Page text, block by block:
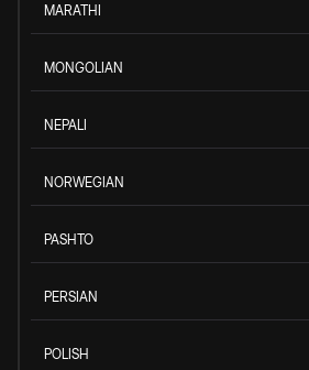
MARATHI
MONGOLIAN
NEPALI
NORWEGIAN
PASHTO
PERSIAN
POLISH